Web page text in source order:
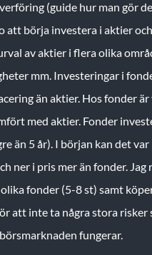
(guide hur man gör
att börja investera i aktier
av aktier i flera olika
mm. Investeringar i
än aktier. Hos fonder
med aktier. Fonder
än 5 år). I början kan det
ner i pris mer än fonder.
fonder (5-8 st) samt
att inte ta några stora risker
börsmarknaden fungerar.